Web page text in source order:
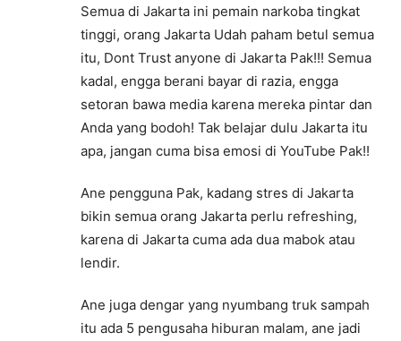
Semua di Jakarta ini pemain narkoba tingkat
tinggi, orang Jakarta Udah paham betul semua
itu, Dont Trust anyone di Jakarta Pak!!! Semua
kadal, engga berani bayar di razia, engga
setoran bawa media karena mereka pintar dan
Anda yang bodoh! Tak belajar dulu Jakarta itu
apa, jangan cuma bisa emosi di YouTube Pak!!
Ane pengguna Pak, kadang stres di Jakarta
bikin semua orang Jakarta perlu refreshing,
karena di Jakarta cuma ada dua mabok atau
lendir.
Ane juga dengar yang nyumbang truk sampah
itu ada 5 pengusaha hiburan malam, ane jadi